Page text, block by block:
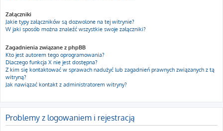
Załączniki
Jakie typy załączników są dozwolone na tej witrynie?
W jaki sposób można znaleźć wszystkie swoje załączniki?
Zagadnienia związane z phpBB
Kto jest autorem tego oprogramowania?
Dlaczego funkcja X nie jest dostępna?
Z kim się kontaktować w sprawach nadużyć lub zagadnień prawnych związanych z tą
witryną?
Jak nawiązać kontakt z administratorem witryny?
Problemy z logowaniem i rejestracją